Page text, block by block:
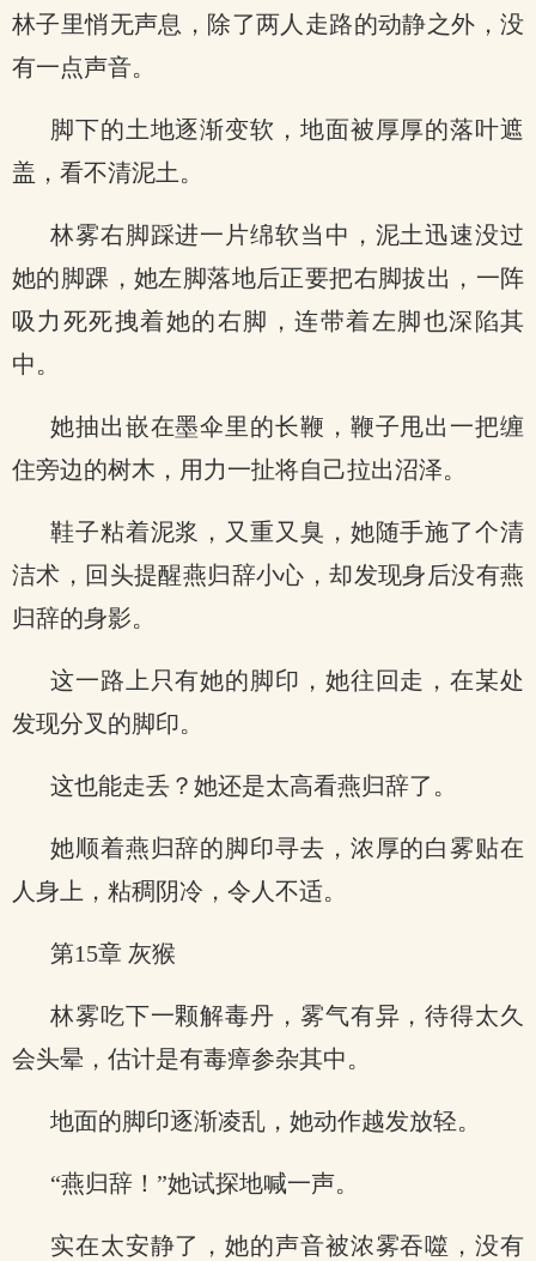
林子里悄无声息，除了两人走路的动静之外，没
有一点声音。
脚下的土地逐渐变软，地面被厚厚的落叶遮
盖，看不清泥土。
林雾右脚踩进一片绵软当中，泥土迅速没过
她的脚踝，她左脚落地后正要把右脚拔出，一阵
吸力死死拽着她的右脚，连带着左脚也深陷其
中。
她抽出嵌在墨伞里的长鞭，鞭子甩出一把缠
住旁边的树木，用力一扯将自己拉出沼泽。
鞋子粘着泥浆，又重又臭，她随手施了个清
洁术，回头提醒燕归辞小心，却发现身后没有燕
归辞的身影。
这一路上只有她的脚印，她往回走，在某处
发现分叉的脚印。
这也能走丢？她还是太高看燕归辞了。
她顺着燕归辞的脚印寻去，浓厚的白雾贴在
人身上，粘稠阴冷，令人不适。
第15章 灰猴
林雾吃下一颗解毒丹，雾气有异，待得太久
会头晕，估计是有毒瘴参杂其中。
地面的脚印逐渐凌乱，她动作越发放轻。
“燕归辞！”她试探地喊一声。
实在太安静了，她的声音被浓雾吞噬，没有